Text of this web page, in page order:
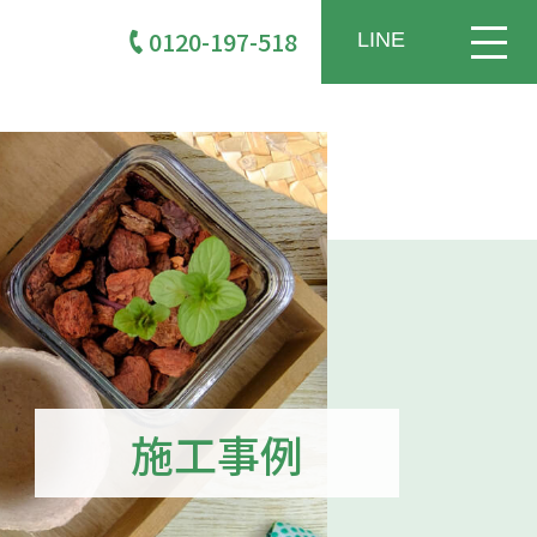
0120-197-518 LINE
施工事例